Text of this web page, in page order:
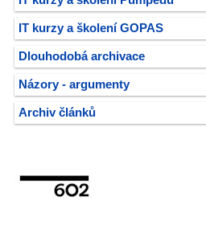
IT kurzy a školení GOPAS
Dlouhodobá archivace
Názory - argumenty
Archiv článků